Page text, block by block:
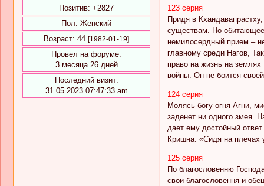
Позитив: +2827
Пол: Женский
Возраст: 44 [1982-01-19]
Провел на форуме:
3 месяца 26 дней
Последний визит:
31.05.2023 07:47:33 am
123 серия
Придя в
существам. Но
немилосердный прием –
главному среди Нагов,
право на жизнь на
войны. Он не боится
124 серия
Молясь богу огня Агни,
заденет ни одного змея.
дает ему достойный
Кришна. «Сидя на плечах
125 серия
По благословенню
свои благословення и